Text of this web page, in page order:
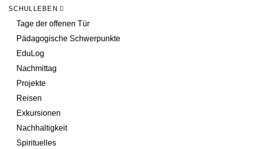
SCHULLEBEN
Tage der offenen Tür
Pädagogische Schwerpunkte
EduLog
Nachmittag
Projekte
Reisen
Exkursionen
Nachhaltigkeit
Spirituelles